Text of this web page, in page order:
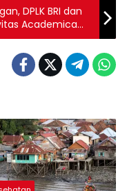
DPLK BRI dan
Academica